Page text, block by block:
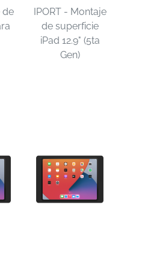
de
IPORT - Montaje
de superficie
iPad 12.9" (5ta
Gen)